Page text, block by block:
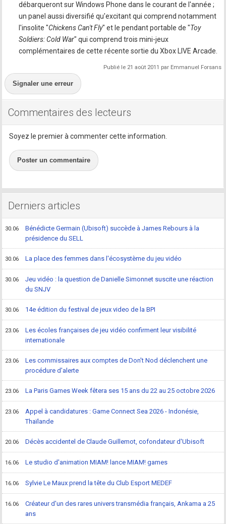
débarqueront sur Windows Phone dans le courant de l'année ;
un panel aussi diversifié qu'excitant qui comprend notamment
l'insolite "Chickens Can't Fly" et le pendant portable de "Toy
Soldiers: Cold War" qui comprend trois mini-jeux
complémentaires de cette récente sortie du Xbox LIVE Arcade.
Publié le 21 août 2011 par Emmanuel Forsans
Signaler une erreur
Commentaires des lecteurs
Soyez le premier à commenter cette information.
Poster un commentaire
Derniers articles
30.06
Bénédicte Germain (Ubisoft) succède à James Rebours à la
présidence du SELL
30.06 La place des femmes dans l'écosystème du jeu vidéo
30.06
Jeu vidéo : la question de Danielle Simonnet suscite une réaction
du SNJV
30.06 14e édition du festival de jeux video de la BPI
23.06
Les écoles françaises de jeu vidéo confirment leur visibilité
internationale
23.06
Les commissaires aux comptes de Don't Nod déclenchent une
procédure d'alerte
23.06 La Paris Games Week fêtera ses 15 ans du 22 au 25 octobre 2026
23.06
Appel à candidatures : Game Connect Sea 2026 - Indonésie,
Thaïlande
20.06 Décès accidentel de Claude Guillemot, cofondateur d'Ubisoft
16.06 Le studio d'animation MIAM! lance MIAM! games
16.06 Sylvie Le Maux prend la tête du Club Esport MEDEF
16.06
Créateur d'un des rares univers transmédia français, Ankama a 25
ans